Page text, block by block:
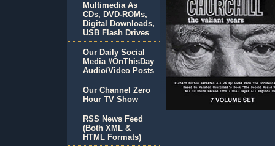
Multimedia As
CDs, DVD-ROMs,
Digital Downloads,
USB Flash Drives
Our Daily Social
Media #OnThisDay
Audio/Video Posts
Our Channel Zero
Hour TV Show
RSS News Feed
(Both XML &
HTML Formats)